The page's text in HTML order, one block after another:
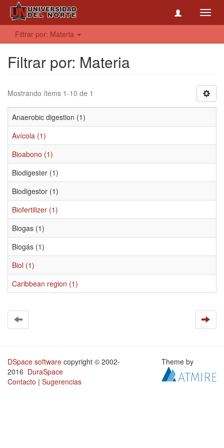
Filtrar por: Materia
Filtrar por: Materia
Mostrando ítems 1-10 de 1
Anaerobic digestion (1)
Avícola (1)
Bioabono (1)
Biodigester (1)
Biodigestor (1)
Biofertilizer (1)
Biogas (1)
Biogás (1)
Biol (1)
Caribbean region (1)
DSpace software copyright © 2002-
2016 DuraSpace
Contacto | Sugerencias
Theme by